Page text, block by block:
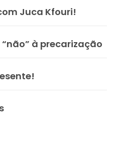
Juca Kfouri!
à precarização